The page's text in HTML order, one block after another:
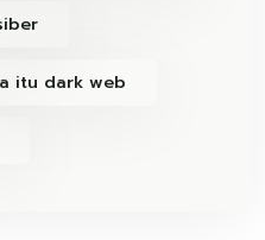
itu dark web